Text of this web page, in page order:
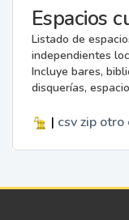
Espacios
Listado de
independientes
Incluye bares,
disquerías,
| csv zip otro